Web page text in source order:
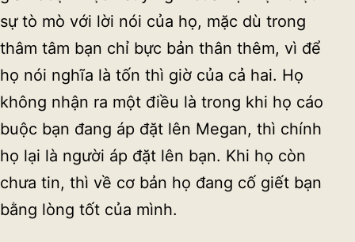
sự tò mò với lời nói của họ, mặc dù trong
thâm tâm bạn chỉ bực bản thân thêm, vì để
họ nói nghĩa là tốn thì giờ của cả hai. Họ
không nhận ra một điều là trong khi họ cáo
buộc bạn đang áp đặt lên Megan, thì chính
họ lại là người áp đặt lên bạn. Khi họ còn
chưa tin, thì về cơ bản họ đang cố giết bạn
bằng lòng tốt của mình.